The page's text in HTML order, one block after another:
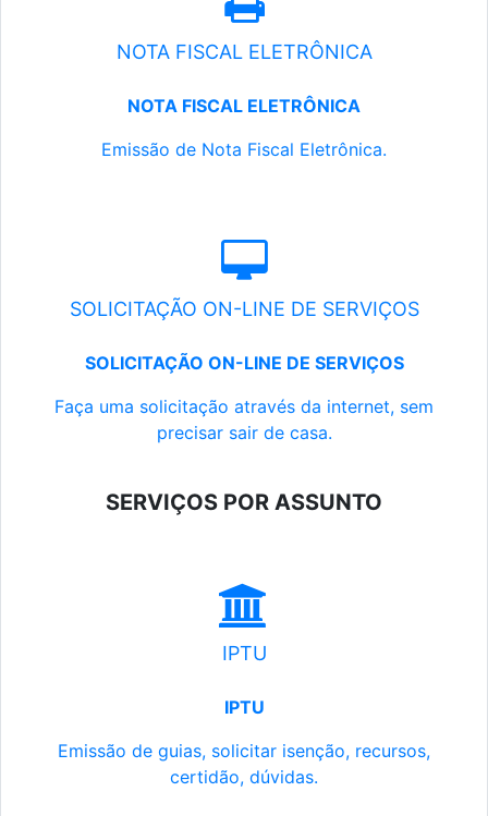
NOTA FISCAL ELETRÔNICA
NOTA FISCAL ELETRÔNICA
Emissão de Nota Fiscal Eletrônica.
SOLICITAÇÃO ON-LINE DE SERVIÇOS
SOLICITAÇÃO ON-LINE DE SERVIÇOS
Faça uma solicitação através da internet, sem
precisar sair de casa.
SERVIÇOS POR ASSUNTO
IPTU
IPTU
Emissão de guias, solicitar isenção, recursos,
certidão, dúvidas.